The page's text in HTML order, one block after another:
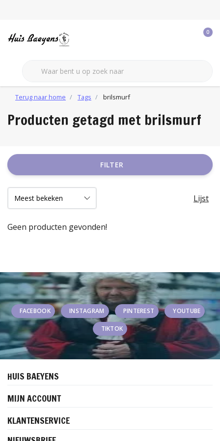
0
Terug naar home Tags brilsmurf
Producten getagd met brilsmurf
FILTER
Lijst
Geen producten gevonden!
FACEBOOK INSTAGRAM PINTEREST YOUTUBE
TIKTOK
HUIS BAEYENS
MIJN ACCOUNT
KLANTENSERVICE